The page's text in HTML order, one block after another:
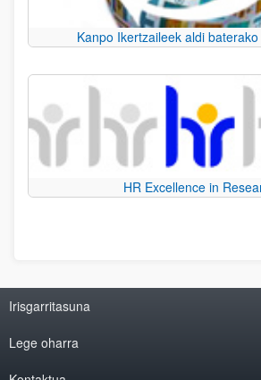
Kanpo Ikertzaileek aldi
HR Excellence in
Irisgarritasuna
Lege oharra